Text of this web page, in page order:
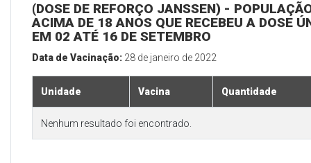
(DOSE DE REFORÇO JANSSEN) -
ACIMA DE 18 ANOS QUE RECEBEU A DOSE
EM 02 ATÉ 16 DE SETEMBRO
Data de Vacinação: 28 de janeiro de 2022
Unidade Vacina Quantidade
Nenhum resultado foi encontrado.